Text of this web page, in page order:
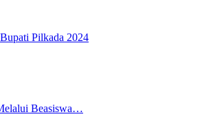
Pilkada 2024
Beasiswa…